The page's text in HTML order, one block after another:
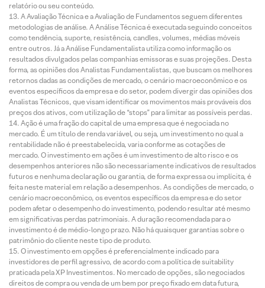
relatório ou seu conteúdo.
A Avaliação Técnica e a Avaliação de Fundamentos seguem diferentes
metodologias de análise. A Análise Técnica é executada seguindo conceitos
como tendência, suporte, resistência, candles, volumes, médias móveis
entre outros. Já a Análise Fundamentalista utiliza como informação os
resultados divulgados pelas companhias emissoras e suas projeções. Desta
forma, as opiniões dos Analistas Fundamentalistas, que buscam os melhores
retornos dadas as condições de mercado, o cenário macroeconômico e os
eventos específicos da empresa e do setor, podem divergir das opiniões dos
Analistas Técnicos, que visam identificar os movimentos mais prováveis dos
preços dos ativos, com utilização de “stops” para limitar as possíveis perdas.
Ação é uma fração do capital de uma empresa que é negociada no
mercado. É um título de renda variável, ou seja, um investimento no qual a
rentabilidade não é preestabelecida, varia conforme as cotações de
mercado. O investimento em ações é um investimento de alto risco e os
desempenhos anteriores não são necessariamente indicativos de resultados
futuros e nenhuma declaração ou garantia, de forma expressa ou implícita, é
feita neste material em relação a desempenhos. As condições de mercado, o
cenário macroeconômico, os eventos específicos da empresa e do setor
podem afetar o desempenho do investimento, podendo resultar até mesmo
em significativas perdas patrimoniais. A duração recomendada para o
investimento é de médio-longo prazo. Não há quaisquer garantias sobre o
patrimônio do cliente neste tipo de produto.
O investimento em opções é preferencialmente indicado para
investidores de perfil agressivo, de acordo com a política de suitability
praticada pela XP Investimentos. No mercado de opções, são negociados
direitos de compra ou venda de um bem por preço fixado em data futura,